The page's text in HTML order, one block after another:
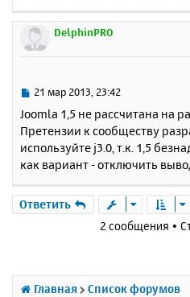
DelphinPRO
С
о
б
щ
е
и
е
21 мар 2013, 23:42
Joomla 1,5 не расcчитана на
Претензии к сообществу
используйте j3.0, т.к. 1,5
как вариант - отключить
Ответить
2 сообщения •
Главная Список форумов